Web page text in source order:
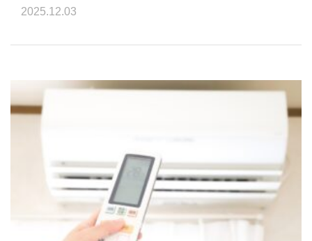
2025.12.03